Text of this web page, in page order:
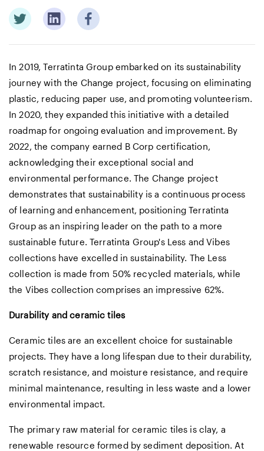
In 2019, Terratinta Group embarked on its sustainability
journey with the Change project, focusing on eliminating
plastic, reducing paper use, and promoting volunteerism.
In 2020, they expanded this initiative with a detailed
roadmap for ongoing evaluation and improvement. By
2022, the company earned B Corp certification,
acknowledging their exceptional social and
environmental performance. The Change project
demonstrates that sustainability is a continuous process
of learning and enhancement, positioning Terratinta
Group as an inspiring leader on the path to a more
sustainable future. Terratinta Group's Less and Vibes
collections have excelled in sustainability. The Less
collection is made from 50% recycled materials, while
the Vibes collection comprises an impressive 62%.
Durability and ceramic tiles
Ceramic tiles are an excellent choice for sustainable
projects. They have a long lifespan due to their durability,
scratch resistance, and moisture resistance, and require
minimal maintenance, resulting in less waste and a lower
environmental impact.
The primary raw material for ceramic tiles is clay, a
renewable resource formed by sediment deposition. At